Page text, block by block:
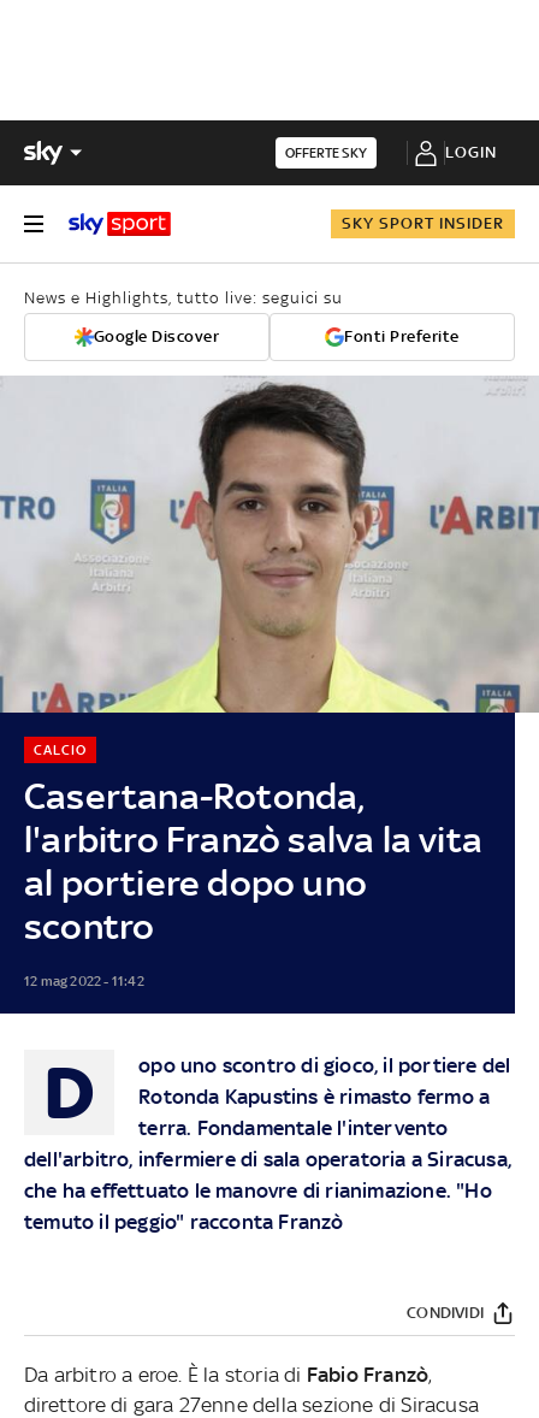
OFFERTE SKY LOGIN
SKY SPORT INSIDER
News e Highlights, tutto live: seguici su
Google Discover Fonti Preferite
Casertana-Rotonda,
l'arbitro Franzò salva la vita
al portiere dopo uno
scontro
CALCIO
12 mag 2022 - 11:42
D
opo uno scontro di gioco, il portiere del
Rotonda Kapustins è rimasto fermo a
terra. Fondamentale l'intervento
dell'arbitro, infermiere di sala operatoria a Siracusa,
che ha effettuato le manovre di rianimazione. "Ho
temuto il peggio" racconta Franzò
CONDIVIDI
Da arbitro a eroe. È la storia di Fabio Franzò,
direttore di gara 27enne della sezione di Siracusa